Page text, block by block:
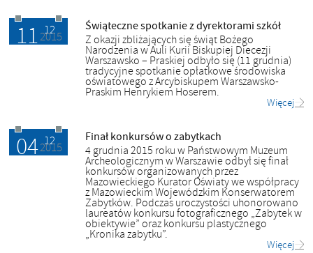
Świąteczne spotkanie z dyrektorami szkół
Z okazji zbliżających się świąt Bożego
Narodzenia w Auli Kurii Biskupiej Diecezji
Warszawsko – Praskiej odbyło się (11 grudnia)
tradycyjne spotkanie opłatkowe środowiska
oświatowego z Arcybiskupem Warszawsko-
Praskim Henrykiem Hoserem.
11.12.2015
11 12
2015
Więcej
Finał konkursów o zabytkach
4 grudnia 2015 roku w Państwowym Muzeum
Archeologicznym w Warszawie odbył się finał
konkursów organizowanych przez
Mazowieckiego Kurator Oświaty we współpracy
z Mazowieckim Wojewódzkim Konserwatorem
Zabytków. Podczas uroczystości uhonorowano
laureatów konkursu fotograficznego „Zabytek w
obiektywie” oraz konkursu plastycznego
„Kronika zabytku”.
04.12.2015
04 12
2015
Więcej